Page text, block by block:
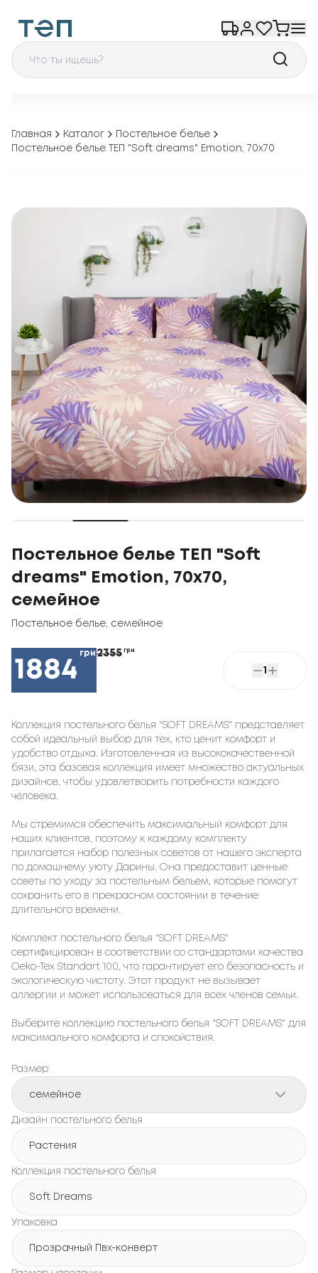
Главная Каталог
Постельное белье
Постельное белье ТЕП "Soft dreams" Emotion, 70x70
Постельное белье ТЕП "Soft
dreams" Emotion, 70x70,
семейное
Постельное белье семейное
1884
грн2355 грн
1
Коллекция постельного белья "SOFT DREAMS" представляет
собой идеальный выбор для тех, кто ценит комфорт и
удобство отдыха. Изготовленная из высококачественной
бязи, эта базовая коллекция имеет множество актуальных
дизайнов, чтобы удовлетворить потребности каждого
человека.
Мы стремимся обеспечить максимальный комфорт для
наших клиентов, поэтому к каждому комплекту
прилагается набор полезных советов от нашего эксперта
по домашнему уюту Дарины. Она предоставит ценные
советы по уходу за постельным бельем, которые помогут
сохранить его в прекрасном состоянии в течение
длительного времени.
Комплект постельного белья "SOFT DREAMS"
сертифицирован в соответствии со стандартами качества
Oeko-Tex Standart 100, что гарантирует его безопасность и
экологическую чистоту. Этот продукт не вызывает
аллергии и может использоваться для всех членов семьи.
Выберите коллекцию постельного белья "SOFT DREAMS" для
максимального комфорта и спокойствия.
Размер
семейное
Дизайн постельного белья
Растения
Коллекция постельного белья
Soft Dreams
Упаковка
Прозрачный Пвх-конверт